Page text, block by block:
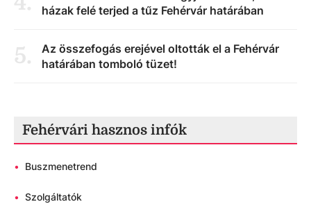
házak felé terjed a tűz Fehérvár határában
5.
Az összefogás erejével oltották el a Fehérvár
határában tomboló tüzet!
Fehérvári hasznos infók
• Buszmenetrend
• Szolgáltatók